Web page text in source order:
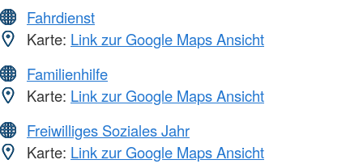
Fahrdienst
Karte: Link zur Google Maps Ansicht
Familienhilfe
Karte: Link zur Google Maps Ansicht
Freiwilliges Soziales Jahr
Karte: Link zur Google Maps Ansicht